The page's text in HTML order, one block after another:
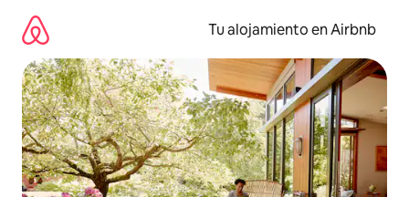
contenido
Tu alojamiento en Airbnb